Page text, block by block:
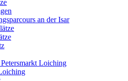
an der Isar
Loiching